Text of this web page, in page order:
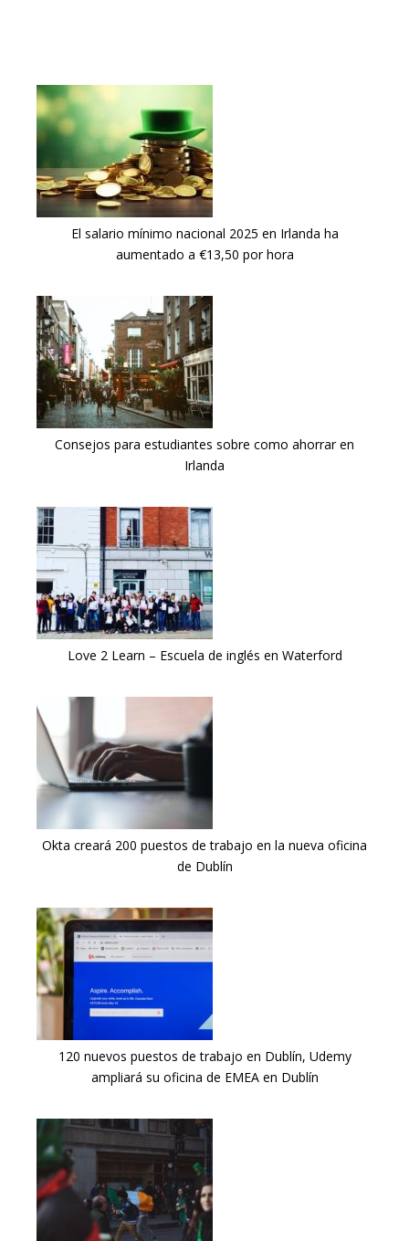
El salario mínimo nacional 2025 en Irlanda ha
aumentado a €13,50 por hora
Consejos para estudiantes sobre como ahorrar en
Irlanda
Love 2 Learn – Escuela de inglés en Waterford
Okta creará 200 puestos de trabajo en la nueva oficina
de Dublín
120 nuevos puestos de trabajo en Dublín, Udemy
ampliará su oficina de EMEA en Dublín